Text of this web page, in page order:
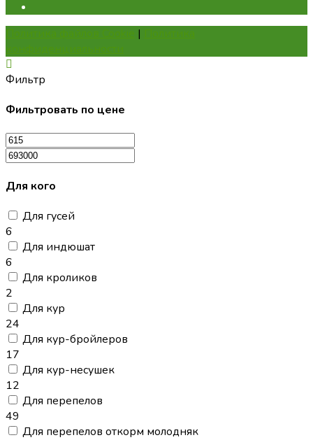
Политика файлов Cookie | Политика
конфиденциальности
Фильтр
Фильтровать по цене
Для кого
Для гусей
6
Для индюшат
6
Для кроликов
2
Для кур
24
Для кур-бройлеров
17
Для кур-несушек
12
Для перепелов
49
Для перепелов откорм молодняк